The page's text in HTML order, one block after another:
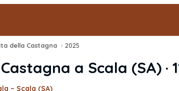
della Castagna › 2025
a Scala (SA) ·
– Scala (SA)